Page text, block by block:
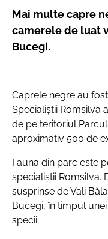
Mai multe capre
camerele de luat
Bucegi.
Caprele negre au
Specialiștii Romsilva
de pe teritoriul
aproximativ 500 de
Fauna din parc este
specialiștii Romsilva.
susprinse de Vali
Bucegi, în timpul
specii.